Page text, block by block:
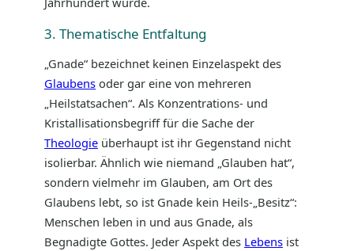
3. Thematische Entfaltung
„Gnade“ bezeichnet keinen Einzelaspekt des
Glaubens oder gar eine von mehreren
„Heilstatsachen“. Als Konzentrations- und
Kristallisationsbegriff für die Sache der
Theologie überhaupt ist ihr Gegenstand nicht
isolierbar. Ähnlich wie niemand „Glauben hat“,
sondern vielmehr im Glauben, am Ort des
Glaubens lebt, so ist Gnade kein Heils-„Besitz“:
Menschen leben in und aus Gnade, als
Begnadigte Gottes. Jeder Aspekt des Lebens ist